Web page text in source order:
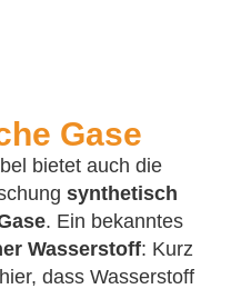
Gase
bietet auch die
synthetisch
. Ein bekanntes
Wasserstoff: Kurz
dass Wasserstoff